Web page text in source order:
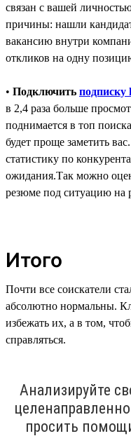
связан с вашей
причины: нашли
вакансию внутри
откликов на одну
• Подключить подписку
в 2,4 раза больше
поднимается в топ
будет проще заметить
статистику по
ожидания.Так можно
резюме под ситуацию на
Итого
Почти все соискатели
абсолютно нормальны.
избежать их, а в том,
справляться.
Анализируйте
просить